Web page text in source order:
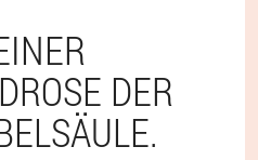
DER